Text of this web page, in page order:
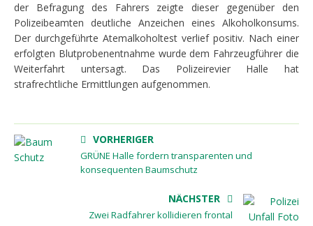
der Befragung des Fahrers zeigte dieser gegenüber den
Polizeibeamten deutliche Anzeichen eines Alkoholkonsums.
Der durchgeführte Atemalkoholtest verlief positiv. Nach einer
erfolgten Blutprobenentnahme wurde dem Fahrzeugführer die
Weiterfahrt untersagt. Das Polizeirevier Halle hat
strafrechtliche Ermittlungen aufgenommen.
VORHERIGER
GRÜNE Halle fordern transparenten und
konsequenten Baumschutz
NÄCHSTER
Zwei Radfahrer kollidieren frontal